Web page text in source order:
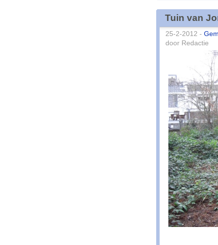
Tuin van
25-2-2012 -
door Redactie